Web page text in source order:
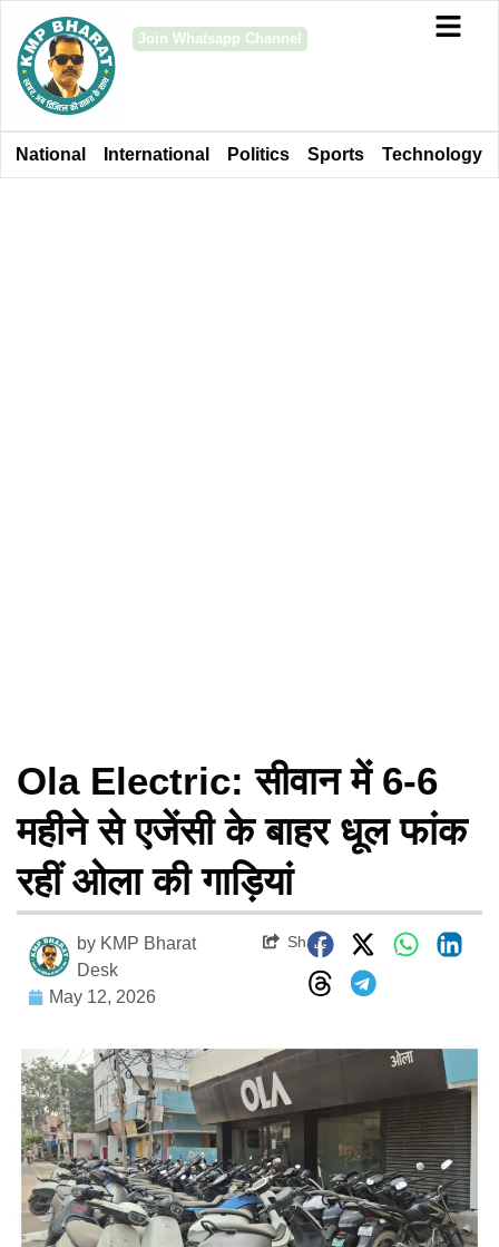
Join Whatsapp Channel
National International Politics Sports Technology
Ola Electric: सीवान में 6-6
महीने से एजेंसी के बाहर धूल फांक
रहीं ओला की गाड़ियां
by KMP Bharat
Desk
May 12, 2026
Share